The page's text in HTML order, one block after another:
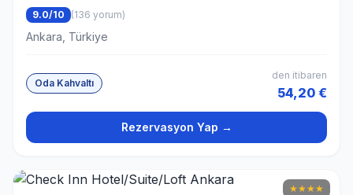
9.0/10 (136 yorum)
Ankara, Türkiye
Oda Kahvaltı
den itibaren
54,20 €
Rezervasyon Yap →
★★★★